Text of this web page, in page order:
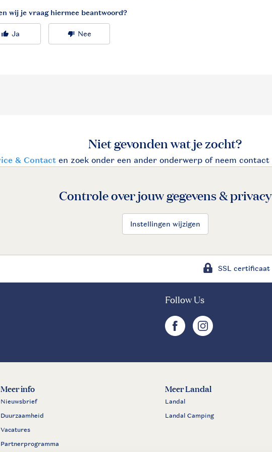
Controle over jouw gegevens & privacy
Instellingen wijzigen
SSL certificaat
Follow Us
facebookinstagram
Meer info
Nieuwsbrief
Duurzaamheid
Vacatures
Partnerprogramma
Meer Landal
Landal
Landal Camping